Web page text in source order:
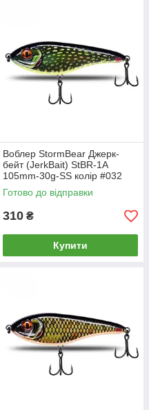
Воблер StormBear Джерк-
бейт (JerkBait) StBR-1A
105mm-30g-SS колір #032
Готово до відправки
310 ₴
Купити